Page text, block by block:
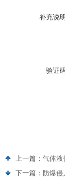
补充说
验证
上一篇： 气体液
下一篇： 防爆